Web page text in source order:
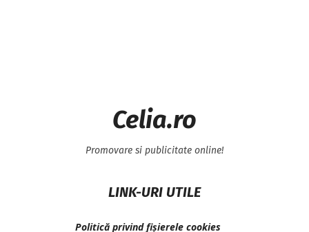
Celia.ro
Promovare si publicitate online!
LINK-URI UTILE
Politică privind fișierele cookies